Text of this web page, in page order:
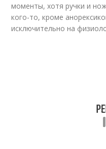
моменты, хотя ручки и
кого-то, кроме
исключительно на